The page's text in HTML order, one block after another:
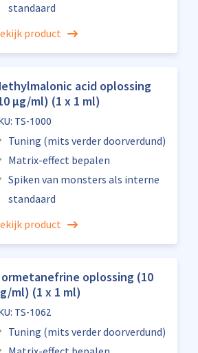
standaard
product
acid oplossing
µg/ml) (1 x 1 ml)
TS-1000
Tuning (mits verder doorverdund)
Matrix-effect bepalen
Spiken van monsters als interne
standaard
product
oplossing (10
ml) (1 x 1 ml)
TS-1062
Tuning (mits verder doorverdund)